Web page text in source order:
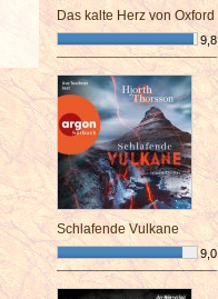
Das kalte Herz von Oxford
9,8
¯¯¯¯¯¯¯¯¯¯¯¯¯¯¯¯¯¯¯¯¯¯¯¯
Schlafende Vulkane
9,0
¯¯¯¯¯¯¯¯¯¯¯¯¯¯¯¯¯¯¯¯¯¯¯¯